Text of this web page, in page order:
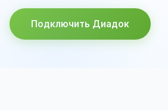
Подключить Диадок